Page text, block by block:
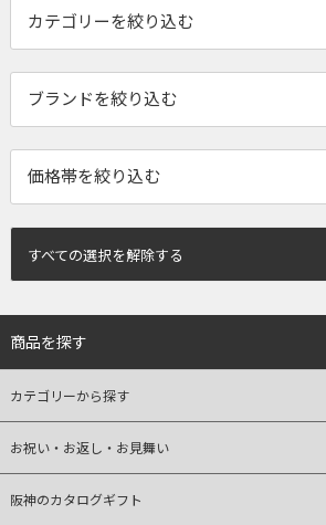
ブランドを絞り込む
すべての選択を解除する
商品を探す
カテゴリーから探す
お祝い・お返し・お見舞い
阪神のカタログギフト